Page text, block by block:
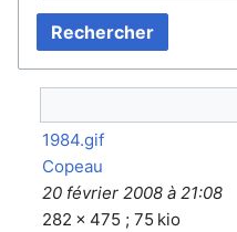
Rechercher
1984.gif
Copeau
20 février 2008 à 21:08
282 × 475 ; 75 kio